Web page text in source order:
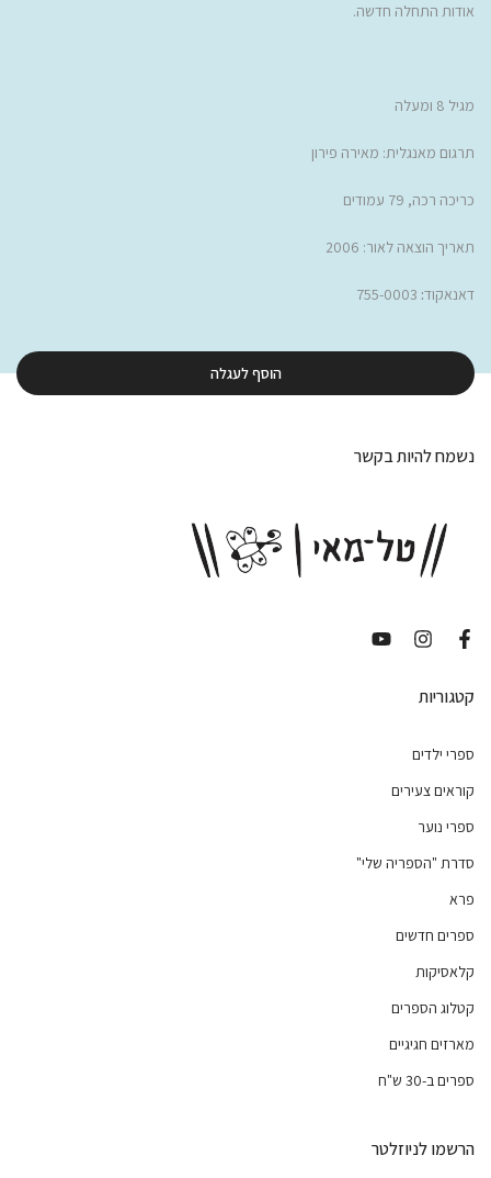
אודות התחלה חדשה.
מגיל 8 ומעלה
תרגום מאנגלית: מאירה פירון
כריכה רכה, 79 עמודים
תאריך הוצאה לאור: 2006
דאנאקוד:
755-0003
הוסף לעגלה
נשמח להיות בקשר
קטגוריות
ספרי ילדים
קוראים צעירים
ספרי נוער
סדרת "הספריה שלי"
פרא
ספרים חדשים
קלאסיקות
קטלוג הספרים
מארזים חגיגיים
ספרים ב-30 ש"ח
הרשמו לניוזלטר